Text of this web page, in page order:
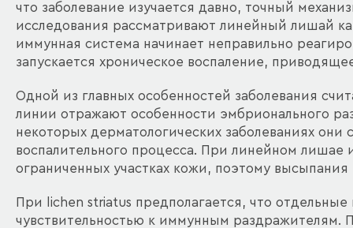
что заболевание изучается давно, точный
исследования рассматривают линейный лишай
иммунная система начинает неправильно
запускается хроническое воспаление,
Одной из главных особенностей заболевания
линии отражают особенности эмбрионального
некоторых дерматологических заболеваниях они
воспалительного процесса. При линейном лишае
ограниченных участках кожи, поэтому
При lichen striatus предполагается, что
чувствительностью к иммунным